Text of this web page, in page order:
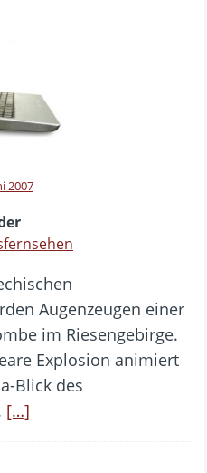
2007
Augenzeugen einer
im Riesengebirge.
Explosion animiert
Blick des
[…]